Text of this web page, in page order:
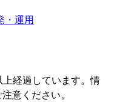
・運用
経過しています。情
意ください。